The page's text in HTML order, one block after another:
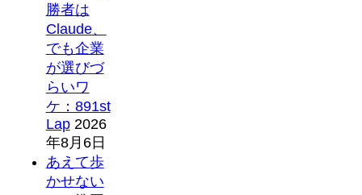
勝者は
Claude、
でも企業
が選びづ
らいワ
ケ：891st
Lap 2026
年8月6日
あえて歩
かせない